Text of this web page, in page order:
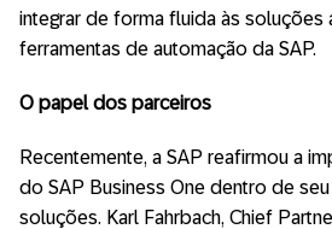
integrar de forma fluida às soluções
ferramentas de automação da SAP.
O papel dos parceiros
Recentemente, a SAP reafirmou a
do SAP Business One dentro de
soluções. Karl Fahrbach, Chief